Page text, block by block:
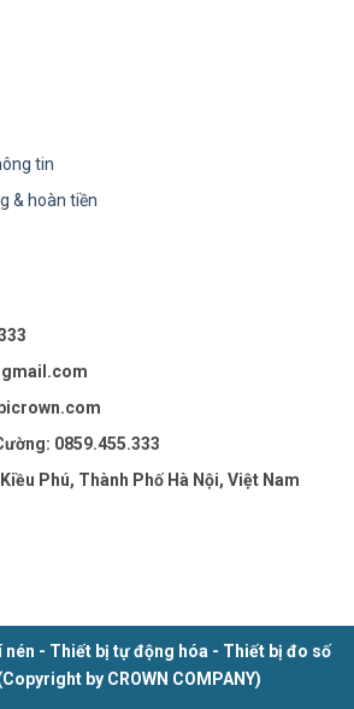
tin
& hoàn tiền
0859.455.333
Phú, Thành Phố Hà Nội, Việt Nam
nén - Thiết bị tự động hóa - Thiết bị đo số
by CROWN COMPANY)